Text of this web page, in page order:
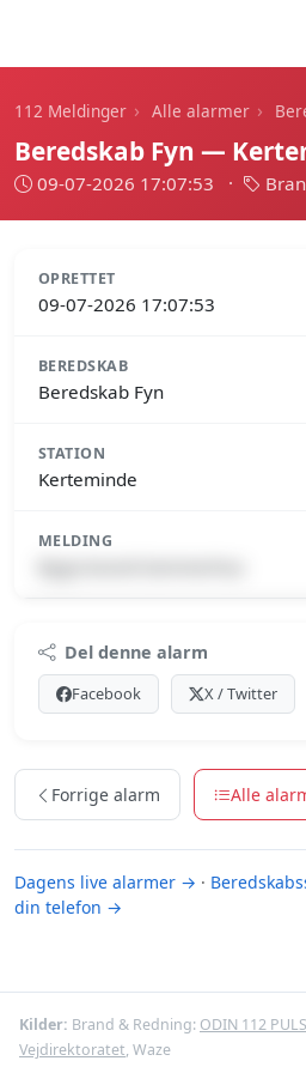
112 Meldinger › Alle alarmer ›
Beredskab Fyn —
09-07-2026 17:07:53 ·
OPRETTET
09-07-2026 17:07:53
BEREDSKAB
Beredskab Fyn
STATION
Kerteminde
MELDING
Premium
Log ind med Premium for at se
Se Premium-
Del denne alarm
Facebook X / Twitter
Forrige alarm Alle
Dagens live alarmer → ·
din telefon →
Kilder: Brand & Redning: ODIN 112 PULS
Vejdirektoratet, Waze